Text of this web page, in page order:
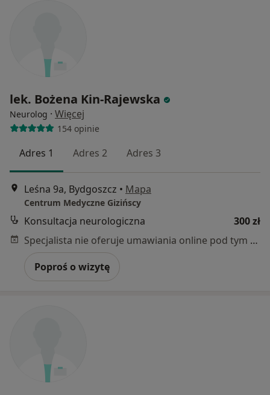
lek. Bożena Kin-Rajewska
Neurolog · Więcej
154 opinie
Adres 1 Adres 2 Adres 3
Leśna 9a, Bydgoszcz • Mapa
Centrum Medyczne Gizińscy
Konsultacja neurologiczna
300 zł
Specjalista nie oferuje umawiania online pod tym adresem.
Poproś o wizytę